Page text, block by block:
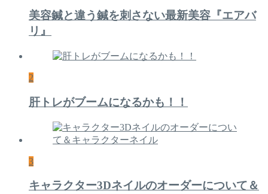
美容鍼と違う鍼を刺さない最新美容『エアバ
リ』
2
肝トレがブームになるかも！！
3
キャラクター3Dネイルのオーダーについて＆